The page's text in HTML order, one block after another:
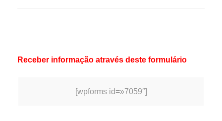
Receber informação através deste formulário
[wpforms id=»7059″]